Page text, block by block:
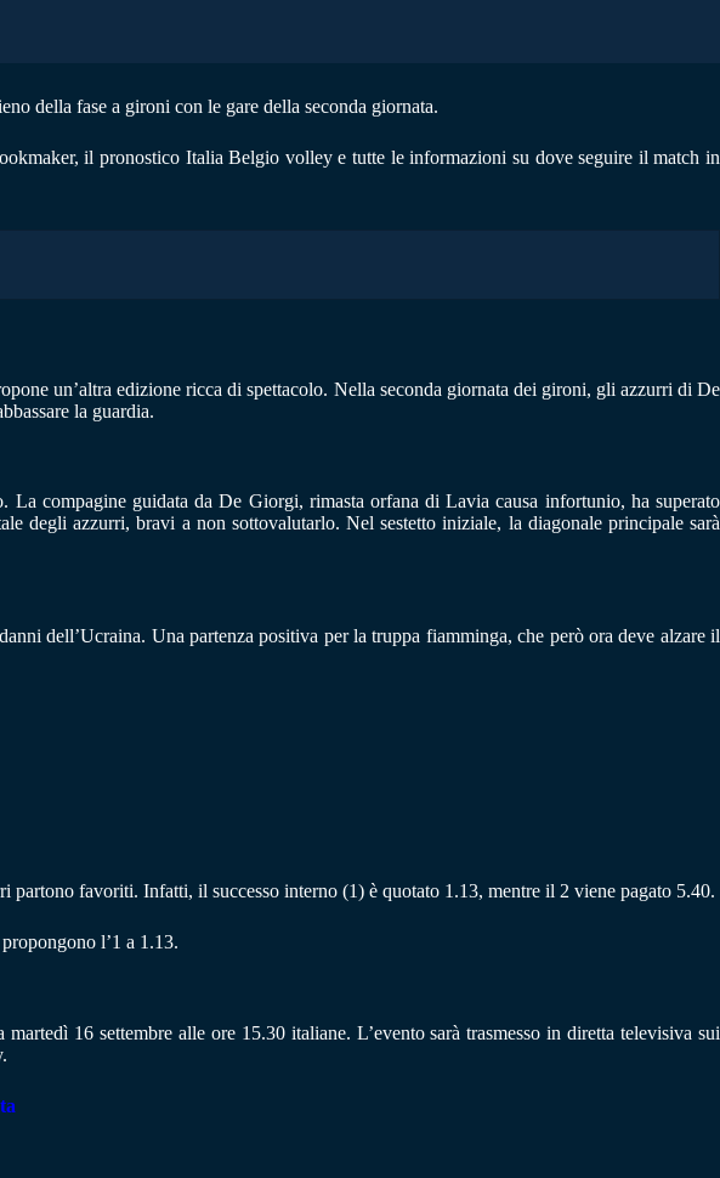
della fase a gironi con le gare della seconda giornata.
il pronostico Italia Belgio volley e tutte le informazioni su dove seguire il match in
un’altra edizione ricca di spettacolo. Nella seconda giornata dei gironi, gli azzurri di De
la guardia.
compagine guidata da De Giorgi, rimasta orfana di Lavia causa infortunio, ha superato
degli azzurri, bravi a non sottovalutarlo. Nel sestetto iniziale, la diagonale principale sarà
dell’Ucraina. Una partenza positiva per la truppa fiamminga, che però ora deve alzare il
favoriti. Infatti, il successo interno (1) è quotato 1.13, mentre il 2 viene pagato 5.40.
l’1 a 1.13.
16 settembre alle ore 15.30 italiane. L’evento sarà trasmesso in diretta televisiva sui